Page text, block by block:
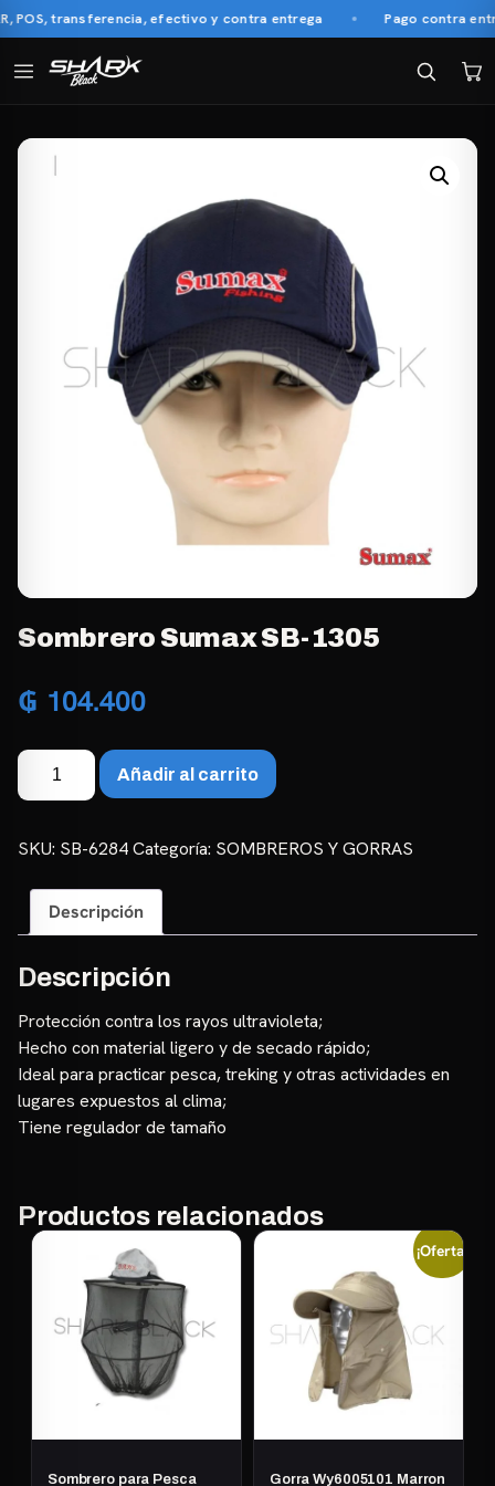
transferencia, efectivo y contra entrega Pago contra
Sombrero Sumax SB-1305
₲ 104.400
Sombrero
Sumax
1305
Añadir al carrito
SKU: SB-6284Categoría: SOMBREROS Y GORRAS
Descripción
Descripción
Protección contra los rayos ultravioleta;
Hecho con material ligero y de secado rápido;
Ideal para practicar pesca, treking y otras actividades en
lugares expuestos al clima;
Tiene regulador de tamaño
Productos relacionados
Sombrero para Pesca
¡Oferta!
Gorra Wy6005101 Marron